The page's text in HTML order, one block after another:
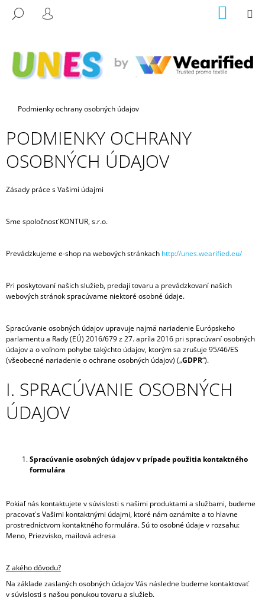
HĽADAŤ
PRIHLÁSENIE KOŠÍK
Domov
Podmienky ochrany osobných údajov
PODMIENKY OCHRANY
OSOBNÝCH ÚDAJOV
Zásady práce s Vašimi údajmi
Sme spoločnosť KONTUR, s.r.o.
Prevádzkujeme e-shop na webových stránkach http://unes.wearified.eu/
Pri poskytovaní našich služieb, predaji tovaru a prevádzkovaní našich
webových stránok spracúvame niektoré osobné údaje.
Spracúvanie osobných údajov upravuje najmä nariadenie Európskeho
parlamentu a Rady (EÚ) 2016/679 z 27. apríla 2016 pri spracúvaní osobných
údajov a o voľnom pohybe takýchto údajov, ktorým sa zrušuje 95/46/ES
(všeobecné nariadenie o ochrane osobných údajov) („GDPR“).
I. SPRACÚVANIE OSOBNÝCH
ÚDAJOV
Spracúvanie osobných údajov v prípade použitia kontaktného
formulára
Pokiaľ nás kontaktujete v súvislosti s našimi produktami a službami, budeme
pracovať s Vašimi kontaktnými údajmi, ktoré nám oznámite a to hlavne
prostredníctvom kontaktného formulára. Sú to osobné údaje v rozsahu:
Meno, Priezvisko, mailová adresa
Z akého dôvodu?
Na základe zaslaných osobných údajov Vás následne budeme kontaktovať
v súvislosti s našou ponukou tovaru a služieb.
Č
O
O
R
E
B
U
E
E
Á
J
Ť
?
Ú
Č
A
M
VESTA
ÚPLETOVÁ
DETSKÁ